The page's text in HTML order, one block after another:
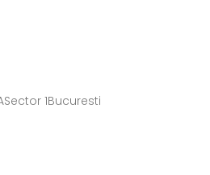
1Bucuresti